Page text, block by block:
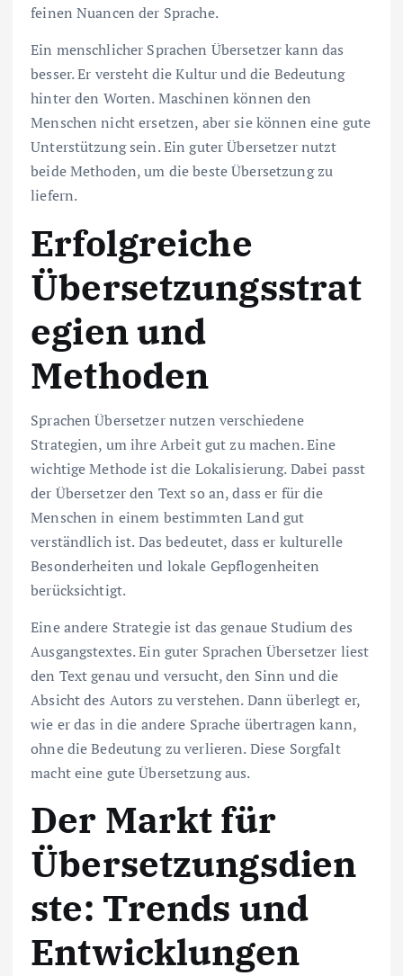
feinen Nuancen der Sprache.
Ein menschlicher Sprachen Übersetzer kann das
besser. Er versteht die Kultur und die Bedeutung
hinter den Worten. Maschinen können den
Menschen nicht ersetzen, aber sie können eine gute
Unterstützung sein. Ein guter Übersetzer nutzt
beide Methoden, um die beste Übersetzung zu
liefern.
Erfolgreiche
Übersetzungsstrat
egien und
Methoden
Sprachen Übersetzer nutzen verschiedene
Strategien, um ihre Arbeit gut zu machen. Eine
wichtige Methode ist die Lokalisierung. Dabei passt
der Übersetzer den Text so an, dass er für die
Menschen in einem bestimmten Land gut
verständlich ist. Das bedeutet, dass er kulturelle
Besonderheiten und lokale Gepflogenheiten
berücksichtigt.
Eine andere Strategie ist das genaue Studium des
Ausgangstextes. Ein guter Sprachen Übersetzer liest
den Text genau und versucht, den Sinn und die
Absicht des Autors zu verstehen. Dann überlegt er,
wie er das in die andere Sprache übertragen kann,
ohne die Bedeutung zu verlieren. Diese Sorgfalt
macht eine gute Übersetzung aus.
Der Markt für
Übersetzungsdien
ste: Trends und
Entwicklungen